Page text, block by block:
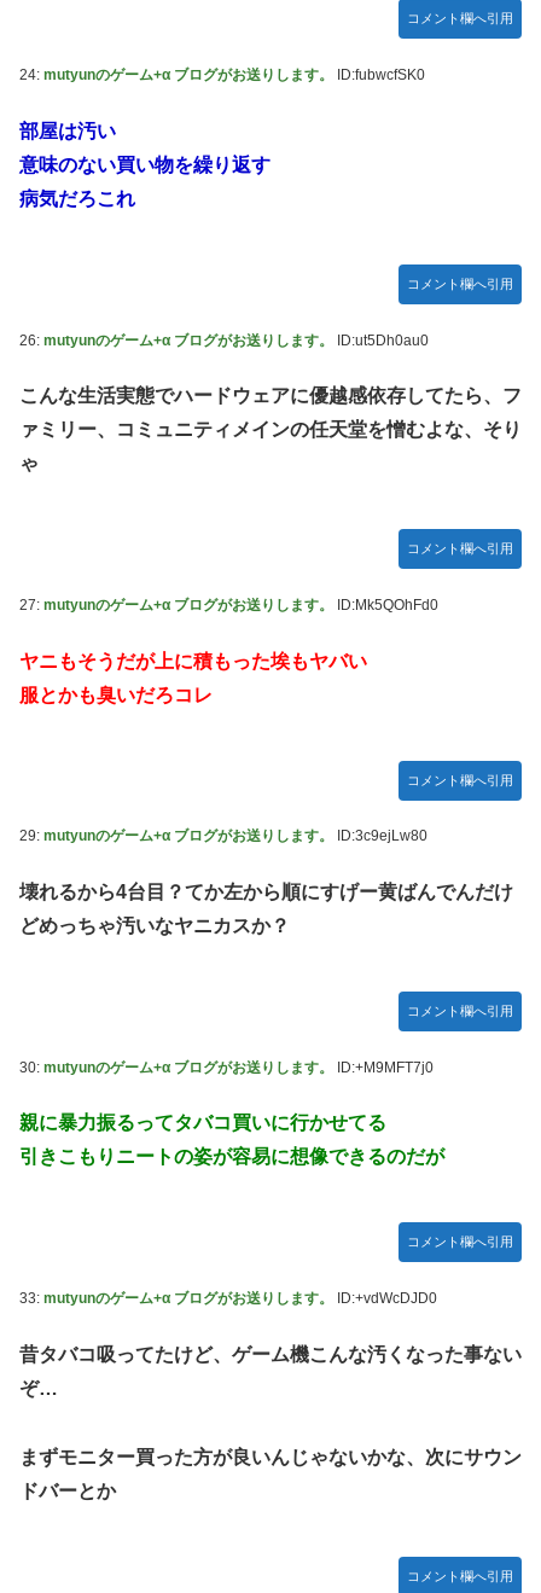
コメント欄へ引用
24: mutyunのゲーム+α ブログがお送りします。 ID:fubwcfSK0
部屋は汚い
意味のない買い物を繰り返す
病気だろこれ
コメント欄へ引用
26: mutyunのゲーム+α ブログがお送りします。 ID:ut5Dh0au0
こんな生活実態でハードウェアに優越感依存してたら、フ
ァミリー、コミュニティメインの任天堂を憎むよな、そり
ゃ
コメント欄へ引用
27: mutyunのゲーム+α ブログがお送りします。 ID:Mk5QOhFd0
ヤニもそうだが上に積もった埃もヤバい
服とかも臭いだろコレ
コメント欄へ引用
29: mutyunのゲーム+α ブログがお送りします。 ID:3c9ejLw80
壊れるから4台目？てか左から順にすげー黄ばんでんだけ
どめっちゃ汚いなヤニカスか？
コメント欄へ引用
30: mutyunのゲーム+α ブログがお送りします。 ID:+M9MFT7j0
親に暴力振るってタバコ買いに行かせてる
引きこもりニートの姿が容易に想像できるのだが
コメント欄へ引用
33: mutyunのゲーム+α ブログがお送りします。 ID:+vdWcDJD0
昔タバコ吸ってたけど、ゲーム機こんな汚くなった事ない
ぞ…
まずモニター買った方が良いんじゃないかな、次にサウン
ドバーとか
コメント欄へ引用